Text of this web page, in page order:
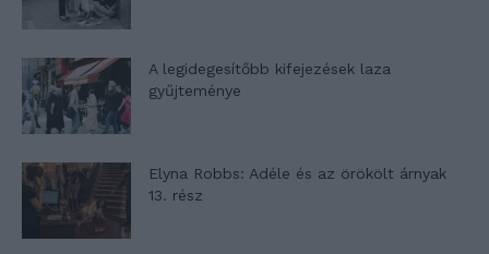
A legidegesítőbb kifejezések laza
gyűjteménye
Elyna Robbs: Adéle és az örökölt árnyak
13. rész